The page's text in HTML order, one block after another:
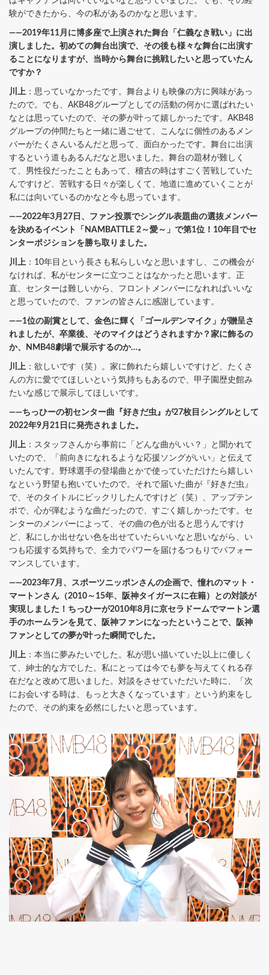
験ができたから、今の私があるのかなと思います。
――2019年11月に博多座で上演された舞台「仁義なき戦い」に出
演しました。初めての舞台出演で、その後も様々な舞台に出演す
ることになりますが、当時から舞台に挑戦したいと思っていたん
ですか？
川上 ：思っていなかったです。舞台よりも映像の方に興味があっ
たので。でも、AKB48グループとしての活動の何かに選ばれたい
なとは思っていたので、その夢が叶って嬉しかったです。AKB48
グループの仲間たちと一緒に過ごせて、こんなに個性のあるメン
バーがたくさんいるんだと思って、面白かったです。舞台に出演
するという道もあるんだなと思いました。舞台の題材が難しく
て、男性役だったこともあって、稽古の時はすごく苦戦していた
んですけど、苦戦する日々が楽しくて、地道に進めていくことが
私には向いているのかなと今も思っています。
――2022年3月27日、ファン投票でシングル表題曲の選抜メンバー
を決めるイベント「NAMBATTLE 2～愛～」で第1位！10年目でセ
ンターポジションを勝ち取りました。
川上 ：10年目という長さも私らしいなと思いますし、この機会が
なければ、私がセンターに立つことはなかったと思います。正
直、センターは難しいから、フロントメンバーになれればいいな
と思っていたので、ファンの皆さんに感謝しています。
――1位の副賞として、金色に輝く「ゴールデンマイク」が贈呈さ
れましたが、卒業後、そのマイクはどうされますか？家に飾るの
か、NMB48劇場で展示するのか…。
川上 ：欲しいです（笑）。家に飾れたら嬉しいですけど、たくさ
んの方に愛でてほしいという気持ちもあるので、甲子園歴史館み
たいな感じで展示してほしいです。
――ちっひーの初センター曲『好きだ虫』が27枚目シングルとして
2022年9月21日に発売されました。
川上 ：スタッフさんから事前に「どんな曲がいい？」と聞かれて
いたので、「前向きになれるような応援ソングがいい」と伝えて
いたんです。野球選手の登場曲とかで使っていただけたら嬉しい
なという野望も抱いていたので。それで届いた曲が『好きだ虫』
で、そのタイトルにビックリしたんですけど（笑）、アップテン
ポで、心が弾むような曲だったので、すごく嬉しかったです。セ
ンターのメンバーによって、その曲の色が出ると思うんですけ
ど、私にしか出せない色を出せていたらいいなと思いながら、い
つも応援する気持ちで、全力でパワーを届けるつもりでパフォー
マンスしています。
――2023年7月、スポーツニッポンさんの企画で、憧れのマット・
マートンさん（2010～15年、阪神タイガースに在籍）との対談が
実現しました！ちっひーが2010年8月に京セラドームでマートン選
手のホームランを見て、阪神ファンになったということで、阪神
ファンとしての夢が叶った瞬間でした。
川上 ：本当に夢みたいでした。私が思い描いていた以上に優しく
て、紳士的な方でした。私にとっては今でも夢を与えてくれる存
在だなと改めて思いました。対談をさせていただいた時に、「次
にお会いする時は、もっと大きくなっています」という約束をし
たので、その約束を必然にしたいと思っています。